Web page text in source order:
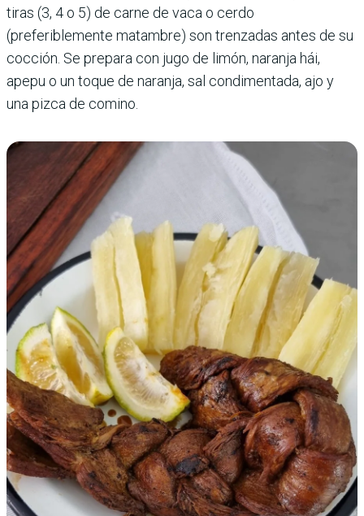
tiras (3, 4 o 5) de carne de vaca o cerdo
(preferiblemente matambre) son trenzadas antes de su
cocción. Se prepara con jugo de limón, naranja hái,
apepu o un toque de naranja, sal condimentada, ajo y
una pizca de comino.